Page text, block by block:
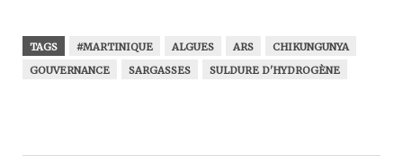
TAGS #MARTINIQUE ALGUES ARS
CHIKUNGUNYA
GOUVERNANCE
SARGASSES SULDURE D'HYDROGÈNE